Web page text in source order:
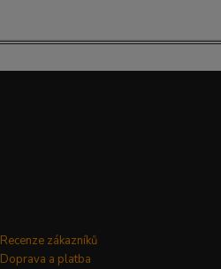
Recenze zákazníků
Doprava a platba